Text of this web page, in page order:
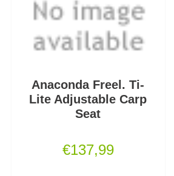
Anaconda Freel. Ti-
Lite Adjustable Carp
Seat
€137,99